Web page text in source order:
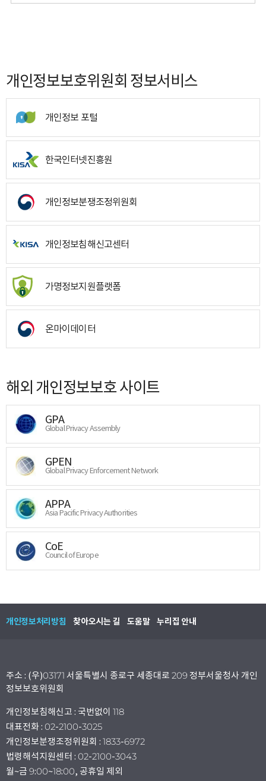
개인정보보호위원회 정보서비스
개인정보 포털
한국인터넷진흥원
개인정보분쟁조정위원회
개인정보침해신고센터
가명정보지원플랫폼
온마이데이터
해외 개인정보보호 사이트
GPA
Global Privacy Assembly
GPEN
Global Privacy Enforcement Network
APPA
Asia Pacific Privacy Authorities
CoE
Council of Europe
개인정보처리방침 찾아오시는 길 도움말 누리집 안내
주소 : (우)03171 서울특별시 종로구 세종대로 209 정부서울청사 개인
정보보호위원회
개인정보침해신고 : 국번없이 118
대표전화 : 02-2100-3025
개인정보분쟁조정위원회 : 1833-6972
법령해석지원센터 : 02-2100-3043
월~금 9:00~18:00, 공휴일 제외